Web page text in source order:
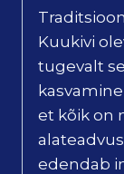
Kuukivi
tugevalt
et kõik on
edendab